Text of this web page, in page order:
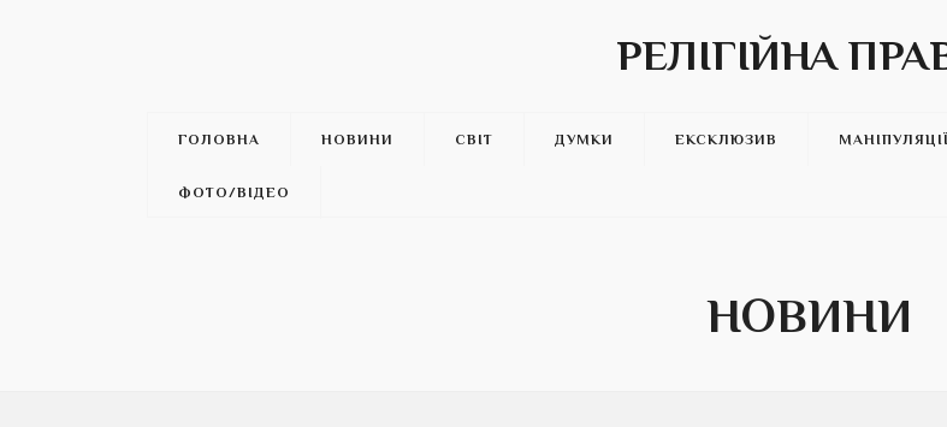
РЕЛІГІЙНА
ГОЛОВНА НОВИНИ СВІТ ДУМКИ ЕКСКЛЮЗИВ МАНІПУЛЯЦІЇ
ФОТО/ВІДЕО
НОВИНИ